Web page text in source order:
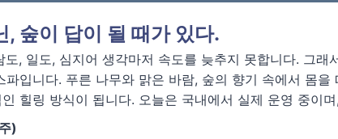
, 숲이 답이 될 때가 있다.
도, 일도, 심지어 생각마저 속도를 늦추지 못합니다. 그
파입니다. 푸른 나무와 맑은 바람, 숲의 향기 속에서 몸
힐링 방식이 됩니다. 오늘은 국내에서 실제 운영 중이
)